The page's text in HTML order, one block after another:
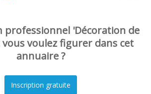
professionnel 'Décoration de
voulez figurer dans cet
annuaire ?